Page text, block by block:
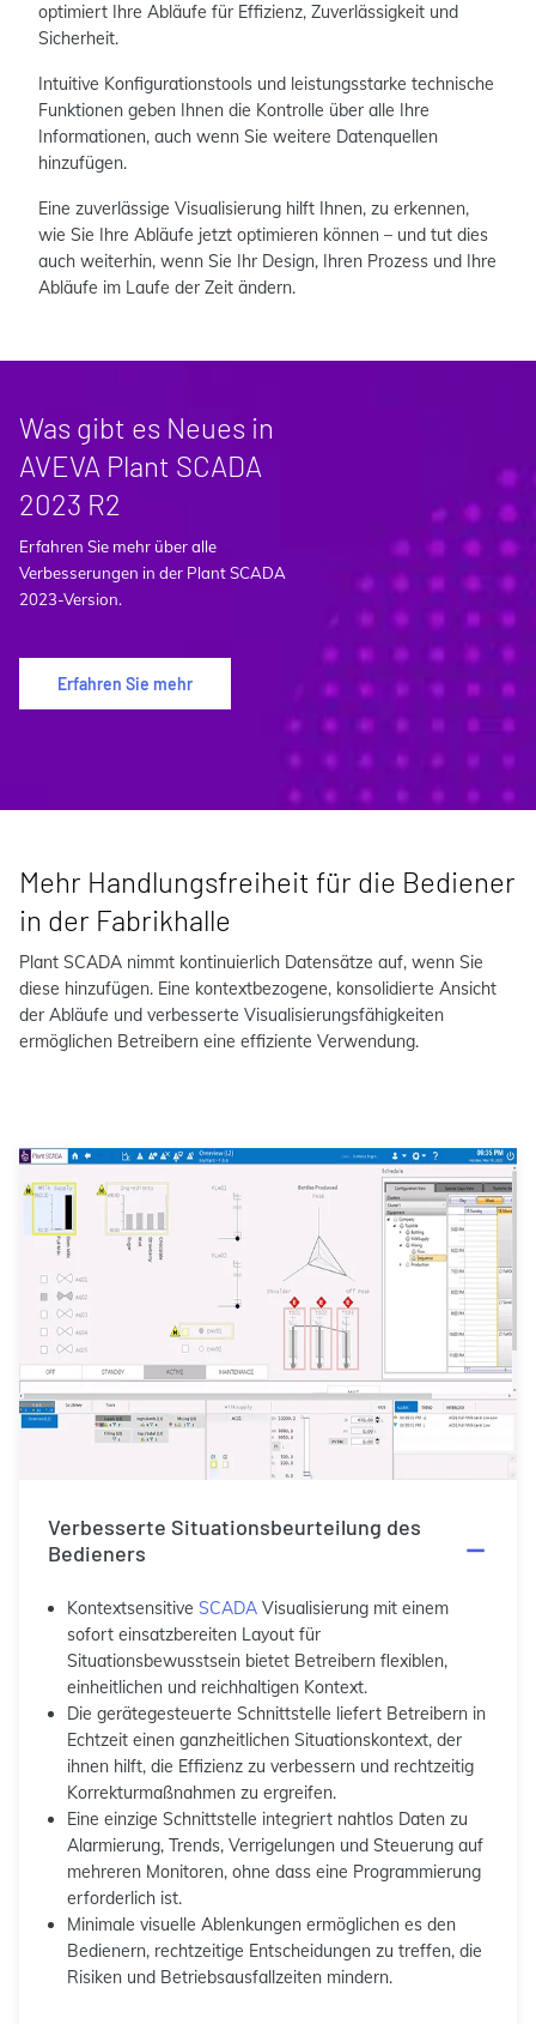
optimiert Ihre Abläufe für Effizienz, Zuverlässigkeit und
Sicherheit.
Intuitive Konfigurationstools und leistungsstarke technische
Funktionen geben Ihnen die Kontrolle über alle Ihre
Informationen, auch wenn Sie weitere Datenquellen
hinzufügen.
Eine zuverlässige Visualisierung hilft Ihnen, zu erkennen,
wie Sie Ihre Abläufe jetzt optimieren können – und tut dies
auch weiterhin, wenn Sie Ihr Design, Ihren Prozess und Ihre
Abläufe im Laufe der Zeit ändern.
Was gibt es Neues in
AVEVA Plant SCADA
2023 R2
Erfahren Sie mehr über alle
Verbesserungen in der Plant SCADA
2023-Version.
Erfahren Sie mehr
Mehr Handlungsfreiheit für die Bediener
in der Fabrikhalle
Plant SCADA nimmt kontinuierlich Datensätze auf, wenn Sie
diese hinzufügen. Eine kontextbezogene, konsolidierte Ansicht
der Abläufe und verbesserte Visualisierungsfähigkeiten
ermöglichen Betreibern eine effiziente Verwendung.
Verbesserte Situationsbeurteilung des
Bedieners
Kontextsensitive SCADA Visualisierung mit einem
sofort einsatzbereiten Layout für
Situationsbewusstsein bietet Betreibern flexiblen,
einheitlichen und reichhaltigen Kontext.
Die gerätegesteuerte Schnittstelle liefert Betreibern in
Echtzeit einen ganzheitlichen Situationskontext, der
ihnen hilft, die Effizienz zu verbessern und rechtzeitig
Korrekturmaßnahmen zu ergreifen.
Eine einzige Schnittstelle integriert nahtlos Daten zu
Alarmierung, Trends, Verrigelungen und Steuerung auf
mehreren Monitoren, ohne dass eine Programmierung
erforderlich ist.
Minimale visuelle Ablenkungen ermöglichen es den
Bedienern, rechtzeitige Entscheidungen zu treffen, die
Risiken und Betriebsausfallzeiten mindern.